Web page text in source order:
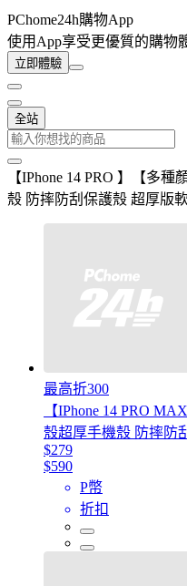
PChome24h購物App
使用App享受更優質的購物
立即體驗
全站
【IPhone 14 PRO 】【多
殼 防摔防刮保護殼 超厚版
最高折300
【IPhone 14 PRO
殼超厚手機殼 防摔防
$279
$590
P幣
折扣